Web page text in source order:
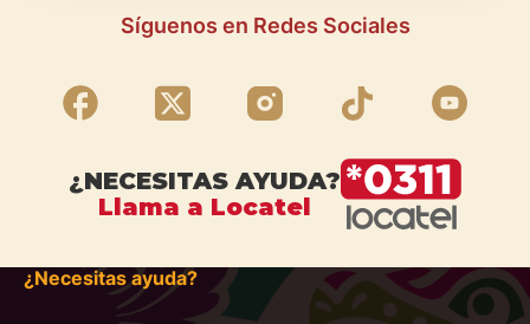
Síguenos en Redes Sociales
¿NECESITAS AYUDA?
Llama a Locatel
¿Necesitas ayuda?